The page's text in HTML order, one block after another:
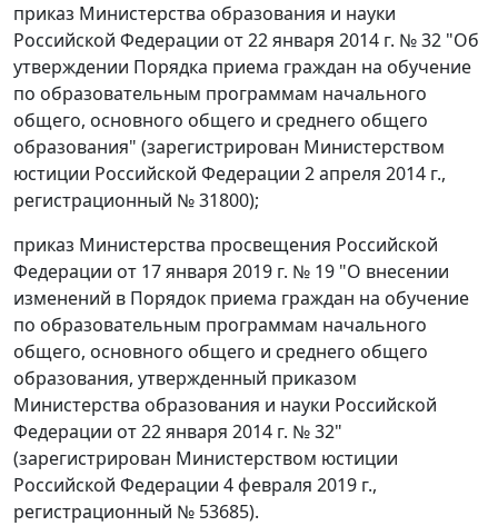
приказ Министерства образования и науки
Российской Федерации от 22 января 2014 г. № 32 "Об
утверждении Порядка приема граждан на обучение
по образовательным программам начального
общего, основного общего и среднего общего
образования" (зарегистрирован Министерством
юстиции Российской Федерации 2 апреля 2014 г.,
регистрационный № 31800);
приказ Министерства просвещения Российской
Федерации от 17 января 2019 г. № 19 "О внесении
изменений в Порядок приема граждан на обучение
по образовательным программам начального
общего, основного общего и среднего общего
образования, утвержденный приказом
Министерства образования и науки Российской
Федерации от 22 января 2014 г. № 32"
(зарегистрирован Министерством юстиции
Российской Федерации 4 февраля 2019 г.,
регистрационный № 53685).